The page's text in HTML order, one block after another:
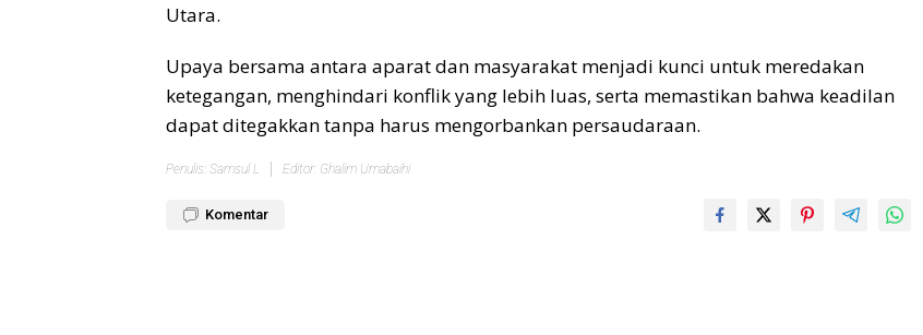
Utara.
Upaya bersama antara aparat dan masyarakat menjadi kunci untuk meredakan
ketegangan, menghindari konflik yang lebih luas, serta memastikan bahwa keadilan
dapat ditegakkan tanpa harus mengorbankan persaudaraan.
Penulis: Samsul L Editor: Ghalim Umabaihi
Komentar